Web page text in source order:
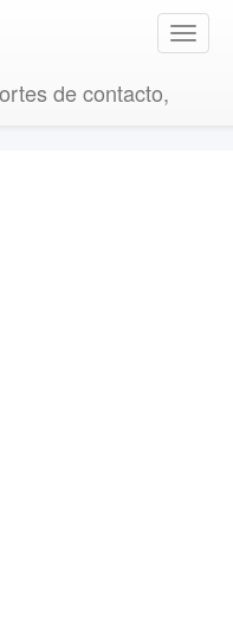
T
o
de contacto,